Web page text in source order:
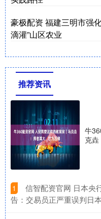
豪极配资 福建三明市强
滴灌”山区农业
推荐资讯
牛
克
1
信智配资官网 日本央
告：交易员正严重误判日